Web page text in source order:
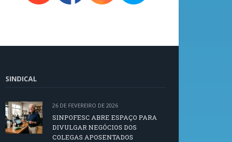
SINDICAL
26 DE FEVEREIRO DE 2026
SINPOFESC ABRE ESPAÇO PARA
DIVULGAR NEGÓCIOS DOS
COLEGAS APOSENTADOS